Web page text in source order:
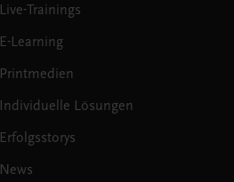
Live-Trainings
E-Learning
Printmedien
Individuelle Lösungen
Erfolgsstorys
News